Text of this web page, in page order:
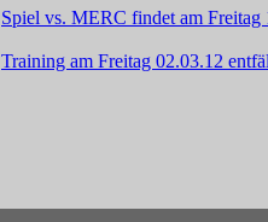
Spiel vs. MERC findet am Freitag
Training am Freitag 02.03.12